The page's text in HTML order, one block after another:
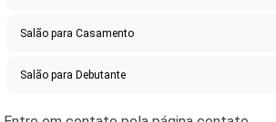
Salão para Casamento
Salão para Debutante